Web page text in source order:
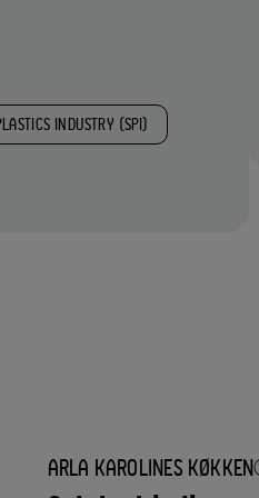
INDUSTRY (SPI)
TILFØJ
TIL
FAVORITTER
ARLA KAROLINES